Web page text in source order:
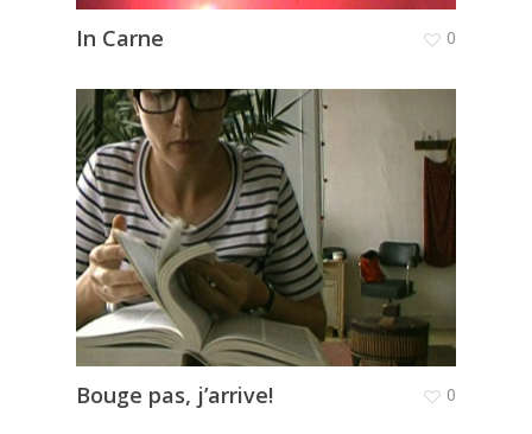
In Carne 0
Bouge pas, j’arrive! 0